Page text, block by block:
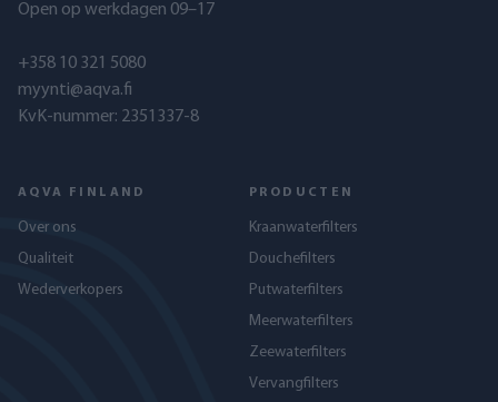
Open op werkdagen 09–17
+358 10 321 5080
myynti@aqva.fi
KvK-nummer: 2351337-8
AQVA FINLAND
Over ons
Qualiteit
Wederverkopers
PRODUCTEN
Kraanwaterfilters
Douchefilters
Putwaterfilters
Meerwaterfilters
Zeewaterfilters
Vervangfilters